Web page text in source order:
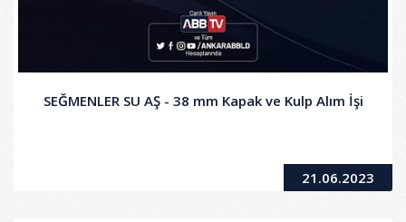
SEĞMENLER SU AŞ - 38 mm Kapak ve Kulp Alım İşi
21.06.2023